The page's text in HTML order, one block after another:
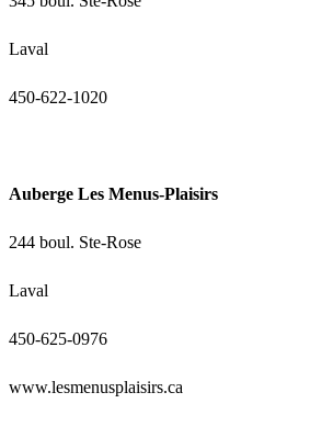
Laval
450-622-1020
Auberge Les Menus-Plaisirs
244 boul. Ste-Rose
Laval
450-625-0976
www.lesmenusplaisirs.ca